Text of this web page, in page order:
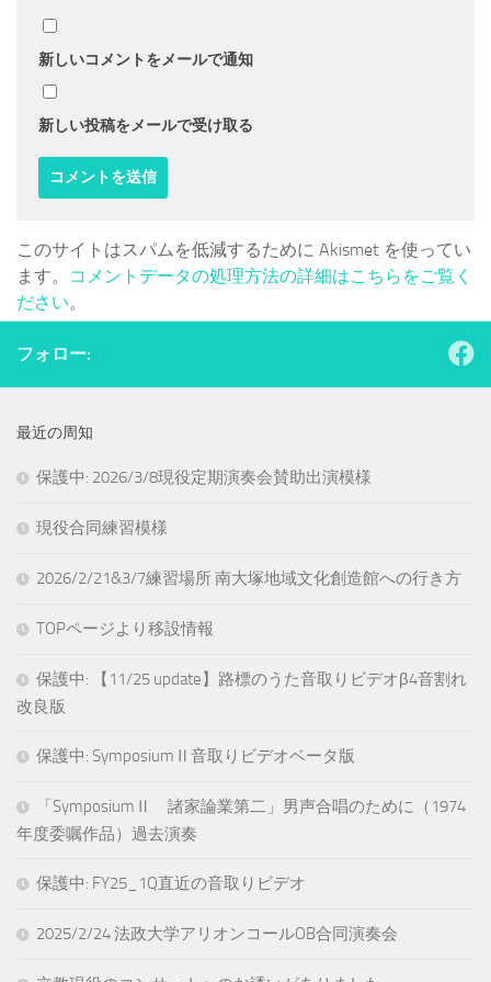
新しいコメントをメールで通知
新しい投稿をメールで受け取る
このサイトはスパムを低減するために Akismet を使ってい
ます。
コメントデータの処理方法の詳細はこちらをご覧く
ださい。
フォロー:
最近の周知
保護中: 2026/3/8現役定期演奏会賛助出演模様
現役合同練習模様
2026/2/21&3/7練習場所 南大塚地域文化創造館への行き方
TOPページより移設情報
保護中: 【11/25 update】路標のうた音取りビデオβ4音割れ
改良版
保護中: SymposiumⅡ音取りビデオベータ版
「SymposiumⅡ 諸家論業第二」男声合唱のために（1974
年度委嘱作品）過去演奏
保護中: FY25_1Q直近の音取りビデオ
2025/2/24 法政大学アリオンコールOB合同演奏会